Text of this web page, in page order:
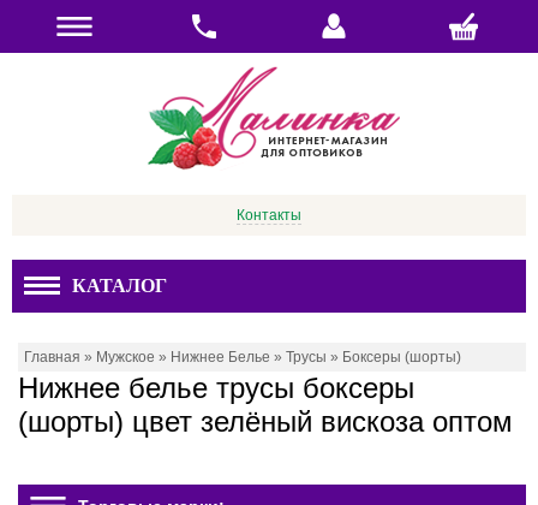
Контакты
КАТАЛОГ
Главная » Мужское » Нижнее Белье » Трусы » Боксеры (шорты)
Нижнее белье трусы боксеры
(шорты) цвет зелёный вискоза оптом